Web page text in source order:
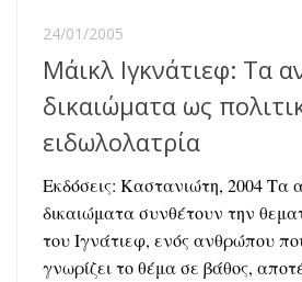
24/01/2005
Μάικλ Ιγκνάτιεφ: Τα
δικαιώματα ως
ειδωλολατρία
Εκδόσεις: Καστανιώτη, 2004 Τα
δικαιώματα συνθέτουν την
του Ιγνάτιεφ, ενός ανθρώπου
γνωρίζει το θέμα σε βάθος,